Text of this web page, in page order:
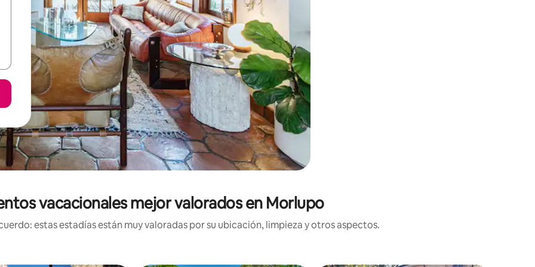
vacacionales mejor valorados en Morlupo
estas estadías están muy valoradas por su ubicación, limpieza y otros aspectos.